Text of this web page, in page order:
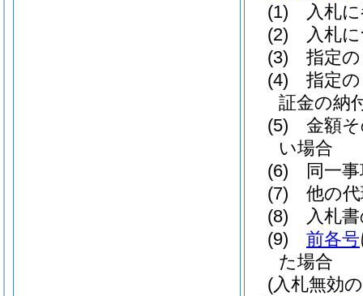
(1)
入札
(2)
入札
(3)
指定
(4)
指定
証金の納
(5)
金額
い場合
(6)
同一
(7)
他の
(8)
入札
(9)
前各号
た場合
(入札無効